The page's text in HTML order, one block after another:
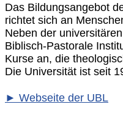
Das Bildungsangebot
richtet sich an
Neben der
Biblisch-Pastorale
Kurse an, die
Die Universität ist seit
► Webseite der UBL